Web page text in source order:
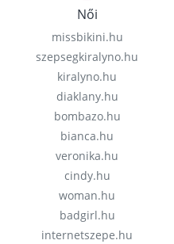
Női
missbikini.hu
szepsegkiralyno.hu
kiralyno.hu
diaklany.hu
bombazo.hu
bianca.hu
veronika.hu
cindy.hu
woman.hu
badgirl.hu
internetszepe.hu